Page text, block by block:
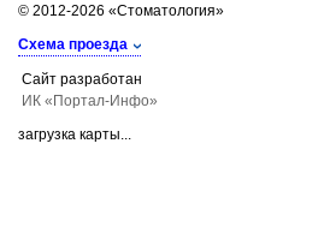
© 2012-2026 «Стоматология»
Схема проезда
Сайт разработан
ИК «Портал-Инфо»
загрузка карты...